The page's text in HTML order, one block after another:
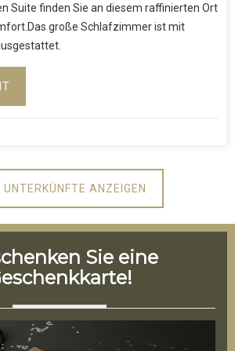
Suite finden Sie an diesem raffinierten Ort
große Schlafzimmer ist mit
UNTERKÜNFTE ANZEIGEN
Sie eine